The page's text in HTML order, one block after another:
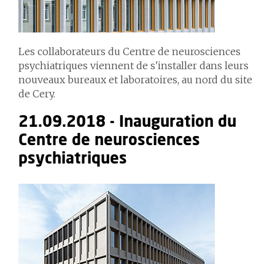
Les collaborateurs du Centre de neurosciences
psychiatriques viennent de s'installer dans leurs
nouveaux bureaux et laboratoires, au nord du site
de Cery.
21.09.2018 - Inauguration du
Centre de neurosciences
psychiatriques